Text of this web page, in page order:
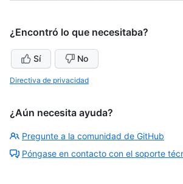
¿Encontró lo que necesitaba?
Sí No
Directiva de privacidad
¿Aún necesita ayuda?
Pregunte a la comunidad de GitHub
Póngase en contacto con el soporte